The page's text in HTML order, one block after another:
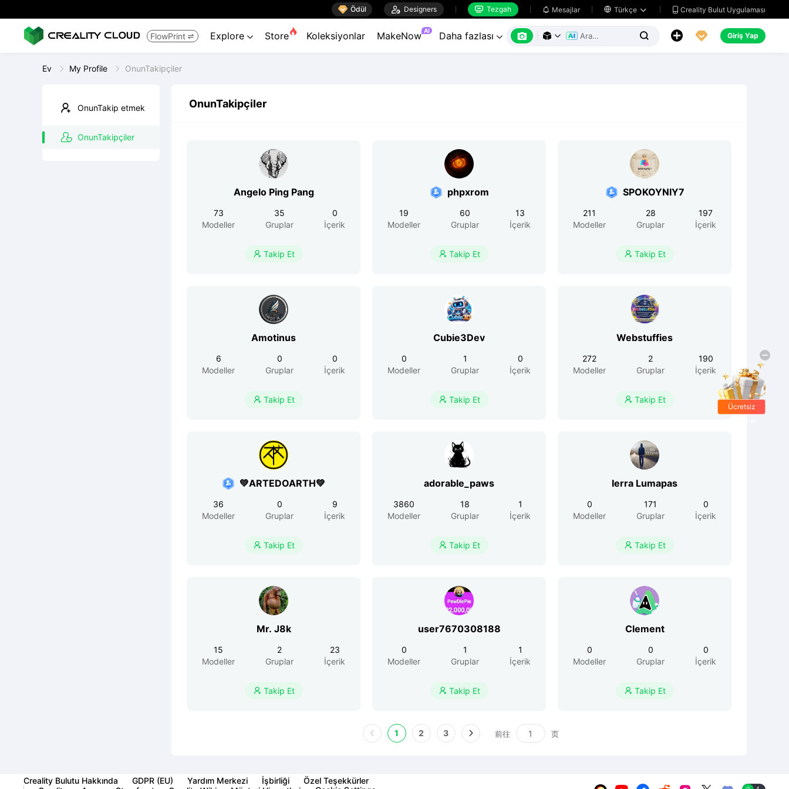
 Ödül  Designers  Tezgah  Mesajlar  Türkçe   Creality Bulut Uygulaması
FlowPrint  Explore  Store Koleksiyonlar MakeNow AI Daha fazlası        Giriş Yap
Ev My Profile OnunTakipçiler
OnunTakip etmek
OnunTakipçiler
OnunTakipçiler
Angelo Ping Pang
73
Modeller
35
Gruplar
0
İçerik
 Takip Et
phpxrom
19
Modeller
60
Gruplar
13
İçerik
 Takip Et
SPOKOYNIY7
211
Modeller
28
Gruplar
197
İçerik
 Takip Et
Amotinus
6
Modeller
0
Gruplar
0
İçerik
 Takip Et
Cubie3Dev
0
Modeller
1
Gruplar
0
İçerik
 Takip Et
Webstuffies
272
Modeller
2
Gruplar
190
İçerik
 Takip Et
💚ARTEDOARTH💚
36
Modeller
0
Gruplar
9
İçerik
 Takip Et
adorable_paws
3860
Modeller
18
Gruplar
1
İçerik
 Takip Et
Ierra Lumapas
0
Modeller
171
Gruplar
0
İçerik
 Takip Et
Mr. J8k
15
Modeller
2
Gruplar
23
İçerik
 Takip Et
user7670308188
0
Modeller
1
Gruplar
1
İçerik
 Takip Et
Clement
0
Modeller
0
Gruplar
0
İçerik
 Takip Et
1 2 3 前往 页
Creality Bulutu Hakkında GDPR (EU) Yardım Merkezi İşbirliği
Özel Teşekkürler
Ücretsiz